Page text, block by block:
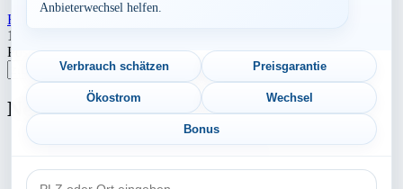
Read More
Seitennummerierung
der
Beiträge
1
Postleitzahl eingeben
Suchen
Neu berechnet
Aktuelle Strompreise in 81549 München
Anbieterwechsel helfen.
Verbrauch schätzen Preisgarantie
Ökostrom Wechsel
Bonus
PLZ